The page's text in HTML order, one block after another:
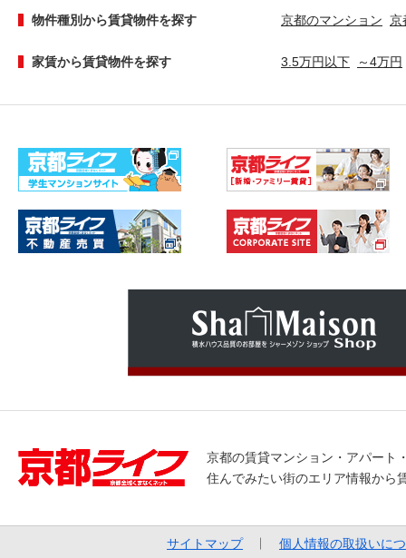
物件種別から賃貸物件を探す 京都のマンション 京
家賃から賃貸物件を探す 3.5万円以下 ～4万円
京都の賃貸マンション・アパート
住んでみたい街のエリア情報から
サイトマップ 個人情報の取扱いに